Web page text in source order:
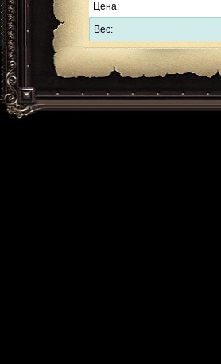
Цена:
Вес: